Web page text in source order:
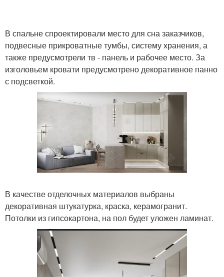
В спальне спроектировали место для сна заказчиков,
подвесные прикроватные тумбы, систему хранения, а
также предусмотрели тв - панель и рабочее место. За
изголовьем кровати предусмотрено декоративное панно
с подсветкой.
В качестве отделочных материалов выбраны
декоративная штукатурка, краска, керамогранит.
Потолки из гипсокартона, на пол будет уложен ламинат.